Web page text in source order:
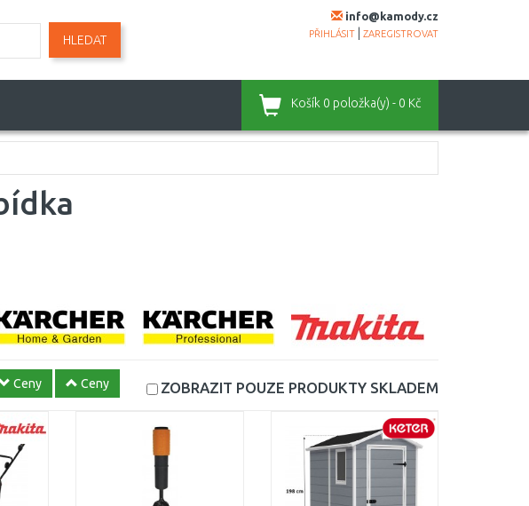
info@kamody.cz
PŘIHLÁSIT ZAREGISTROVAT
HLEDAT
Košík 0 položka(y) - 0 Kč
Ceny Ceny ZOBRAZIT POUZE PRODUKTY SKLADEM